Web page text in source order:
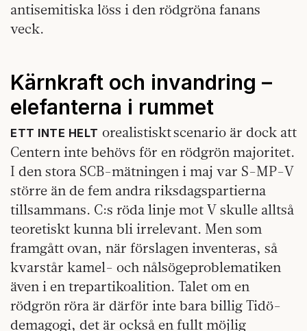
antisemitiska löss i den rödgröna fanans
veck.
Kärnkraft och invandring –
elefanterna i rummet
ETT INTE HELT orealistiskt scenario är dock att
Centern inte behövs för en rödgrön majoritet.
I den stora SCB-mätningen i maj var S-MP-V
större än de fem andra riksdagspartierna
tillsammans. C:s röda linje mot V skulle alltså
teoretiskt kunna bli irrelevant. Men som
framgått ovan, när förslagen inventeras, så
kvarstår kamel- och nålsögeproblematiken
även i en trepartikoalition. Talet om en
rödgrön röra är därför inte bara billig Tidö-
demagogi, det är också en fullt möjlig